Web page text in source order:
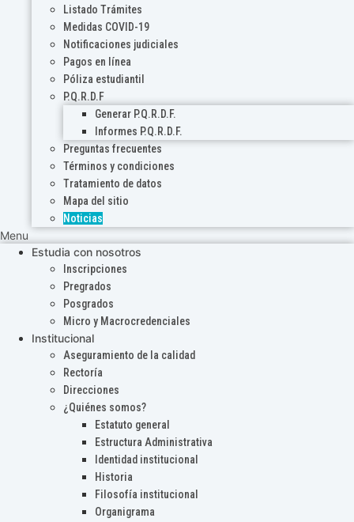
Listado Trámites
Medidas COVID-19
Notificaciones judiciales
Pagos en línea
Póliza estudiantil
P.Q.R.D.F
Generar P.Q.R.D.F.
Informes P.Q.R.D.F.
Preguntas frecuentes
Términos y condiciones
Tratamiento de datos
Mapa del sitio
Noticias
Menu
Estudia con nosotros
Inscripciones
Pregrados
Posgrados
Micro y Macrocredenciales
Institucional
Aseguramiento de la calidad
Rectoría
Direcciones
¿Quiénes somos?
Estatuto general
Estructura Administrativa
Identidad institucional
Historia
Filosofía institucional
Organigrama